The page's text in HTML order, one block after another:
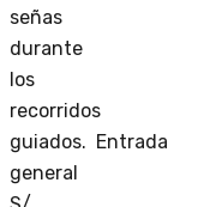
señas
durante
los
recorridos
guiados. Entrada
general